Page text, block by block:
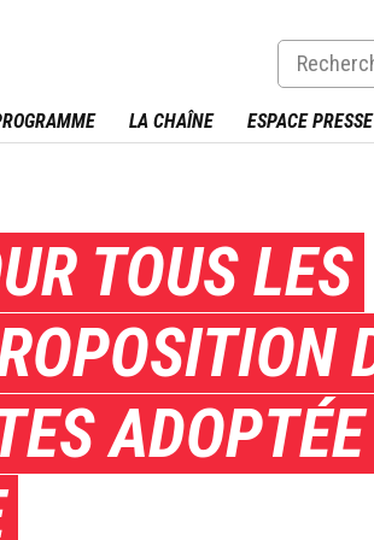
LA CHAÎNE ESPACE PRESSE
TOUS LES